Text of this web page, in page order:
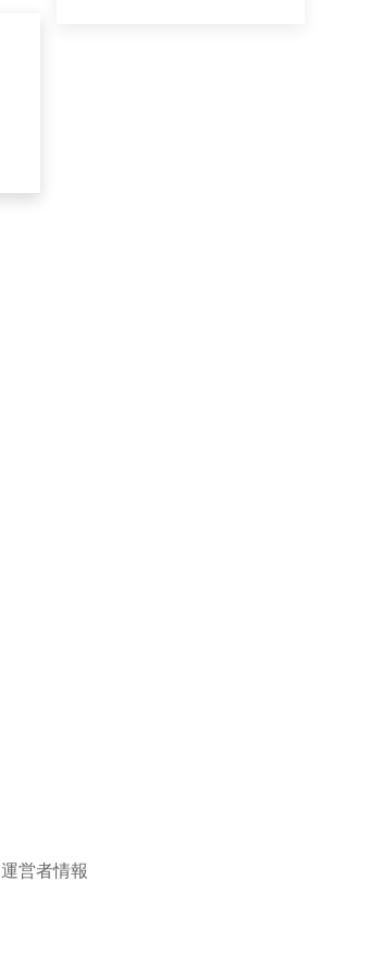
運営者情報